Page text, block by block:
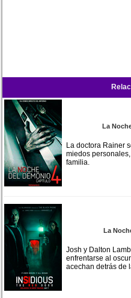
La
La doctora Rainer
miedos
familia.
La
Josh y Dalton
enfrentarse al
acechan detrás de